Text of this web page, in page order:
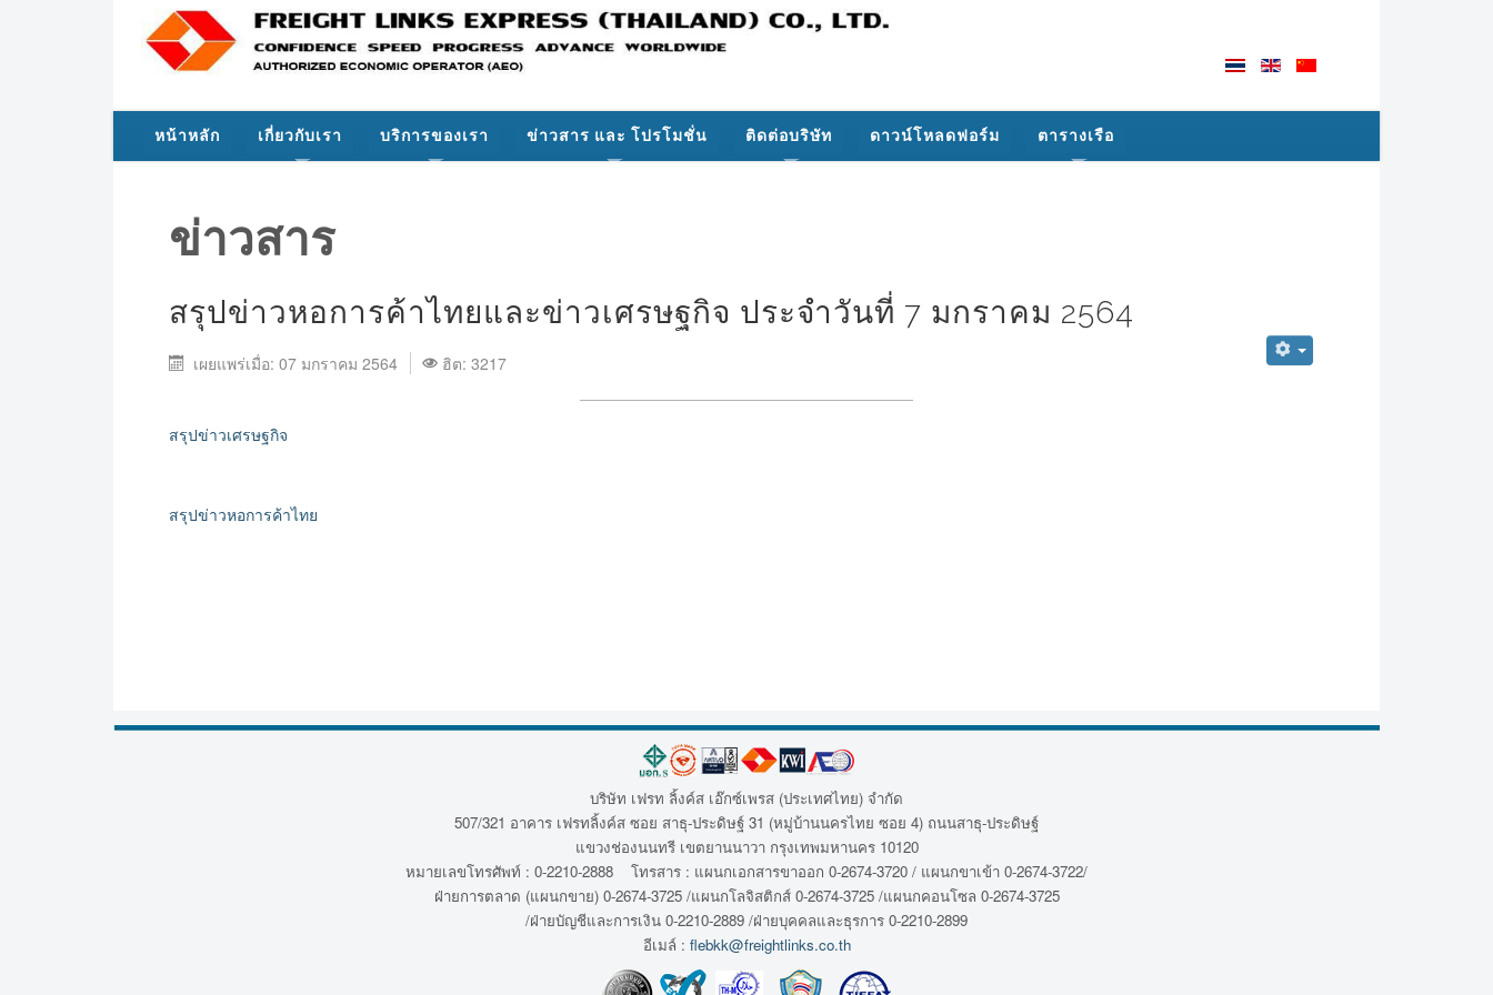
หน้าหลัก เกี่ยวกับเรา บริการของเรา ข่าวสาร และ โปรโมชั่น ติดต่อบริษัท ดาวน์โหลดฟอร์ม ตารางเรือ
ข่าวสาร
สรุปข่าวหอการค้าไทยและข่าวเศรษฐกิจ ประจำวันที่ 7 มกราคม 2564
เผยแพร่เมื่อ: 07 มกราคม 2564 ฮิต: 3217
สรุปข่าวเศรษฐกิจ
สรุปข่าวหอการค้าไทย
บริษัท เฟรท ลิ้งค์ส เอ๊กซ์เพรส (ประเทศไทย) จำกัด
507/321 อาคาร เฟรทลิ้งค์ส ซอย สาธุ-ประดิษฐ์ 31 (หมู่บ้านนครไทย ซอย 4) ถนนสาธุ-ประดิษฐ์
แขวงช่องนนทรี เขตยานนาวา กรุงเทพมหานคร 10120
หมายเลขโทรศัพท์ : 0-2210-2888 โทรสาร : แผนกเอกสารขาออก 0-2674-3720 / แผนกขาเข้า 0-2674-3722/
ฝ่ายการตลาด (แผนกขาย) 0-2674-3725 /แผนกโลจิสติกส์ 0-2674-3725 /แผนกคอนโซล 0-2674-3725
/ฝ่ายบัญชีและการเงิน 0-2210-2889 /ฝ่ายบุคคลและธุรการ 0-2210-2899
อีเมล์ : flebkk@freightlinks.co.th